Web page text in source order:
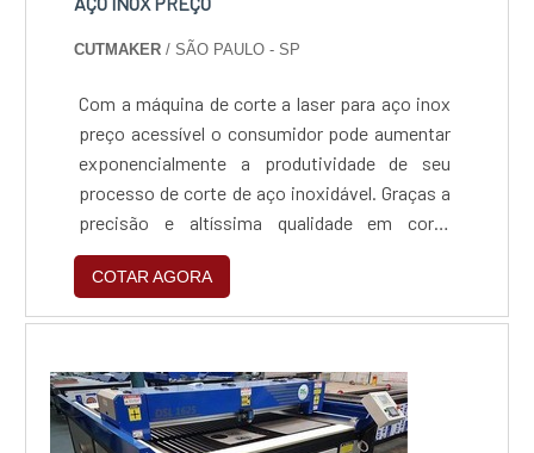
CUTMAKER/ SÃO PAULO - SP
Com a máquina de corte a laser para aço inox
preço acessível o consumidor pode aumentar
exponencialmente a produtividade de seu
processo de corte de aço inoxidável. Graças a
precisão e altíssima qualidade em corte
fornecida por esse equipamento, que garante
um trabalho completamente automatizado,
seguro e eficiente. Permitindo que sua
quantidade muito maior, sem perda de
qualidade e com maior aprov...
COTAR AGORA